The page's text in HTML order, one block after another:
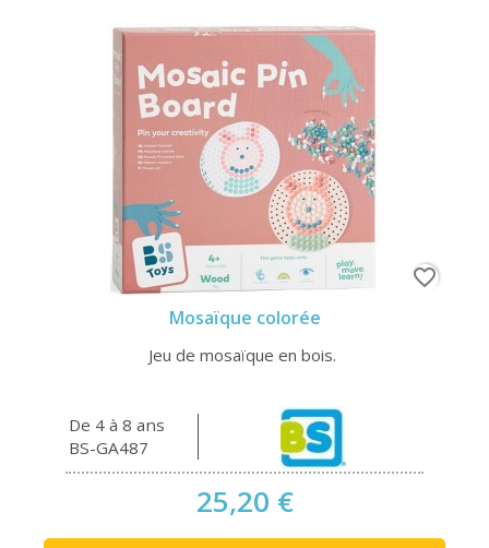
Mosaïque colorée
Jeu de mosaïque en bois.
De 4 à 8 ans
BS-GA487
25,20 €
favorite_border